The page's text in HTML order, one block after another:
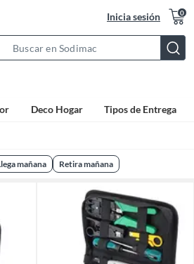
Inicia sesión 0
Bar
Deco Hogar Tipos de Entrega
mañana Retira mañana